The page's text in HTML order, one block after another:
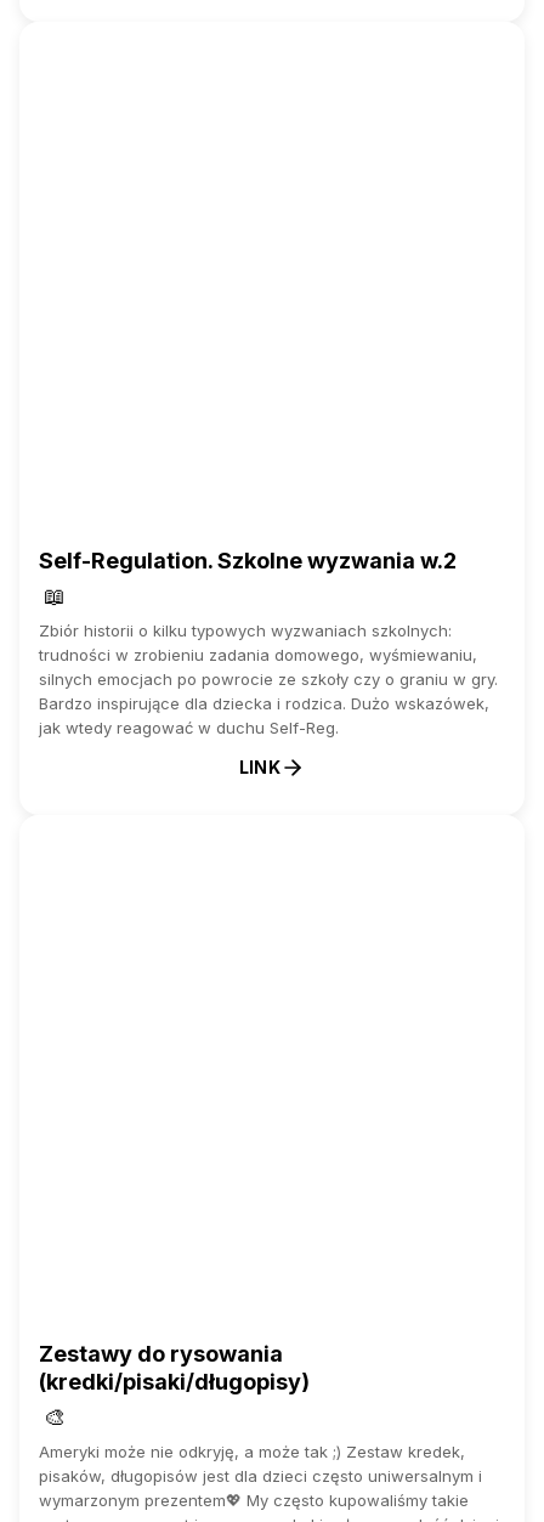
Self-Regulation. Szkolne wyzwania w.2
📖
Zbiór historii o kilku typowych wyzwaniach szkolnych:
trudności w zrobieniu zadania domowego, wyśmiewaniu,
silnych emocjach po powrocie ze szkoły czy o graniu w gry.
Bardzo inspirujące dla dziecka i rodzica. Dużo wskazówek,
jak wtedy reagować w duchu Self-Reg.
LINK
Zestawy do rysowania
(kredki/pisaki/długopisy)
🎨
Ameryki może nie odkryję, a może tak ;) Zestaw kredek,
pisaków, długopisów jest dla dzieci często uniwersalnym i
wymarzonym prezentem💖 My często kupowaliśmy takie